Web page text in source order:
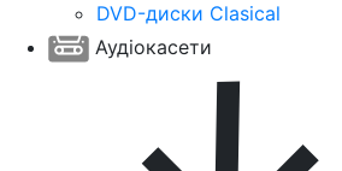
DVD-диски Clasical
Аудіокасети